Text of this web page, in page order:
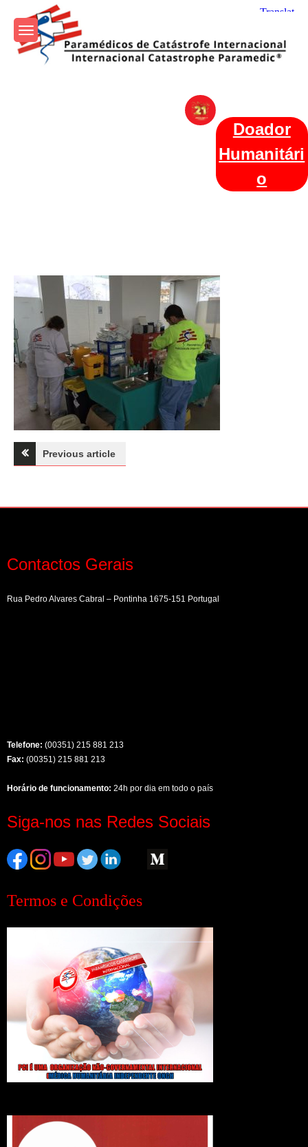
content
Internacional
Doador
Humanitári
o
Navegação
artigos
Previous article
Contactos Gerais
Rua Pedro Alvares Cabral – Pontinha 1675-151 Portugal
Telefone: (00351) 215 881 213
Fax: (00351) 215 881 213
Horário de funcionamento: 24h por dia em todo o país
Siga-nos nas Redes Sociais
Termos e Condições